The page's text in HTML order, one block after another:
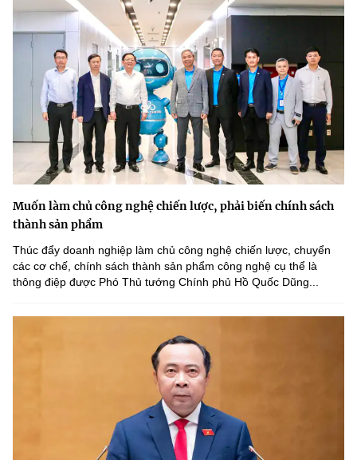
Muốn làm chủ công nghệ chiến lược, phải biến chính sách
thành sản phẩm
Thúc đẩy doanh nghiệp làm chủ công nghệ chiến lược, chuyển
các cơ chế, chính sách thành sản phẩm công nghệ cụ thể là
thông điệp được Phó Thủ tướng Chính phủ Hồ Quốc Dũng...